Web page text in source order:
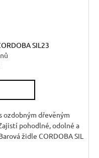
SIL23
ozdobným dřevěným
pohodlné, odolné a
židle CORDOBA SIL